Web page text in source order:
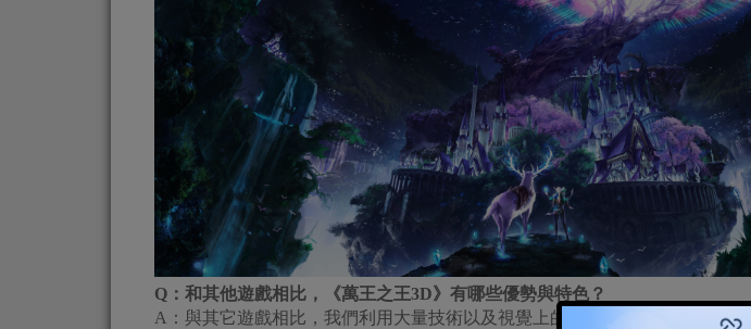
Q：和其他遊戲相比，《萬王之王3D》有哪些優勢與特色？
A：與其它遊戲相比，我們利用大量技術以及視覺上的表現，開創獨有的特色。